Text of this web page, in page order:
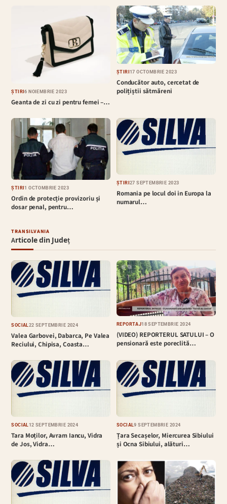
ȘTIRI6 NOIEMBRIE 2023
Geanta de zi cu zi pentru femei –…
ȘTIRI17 OCTOMBRIE 2023
Conducător auto, cercetat de
polițiștii sătmăreni
ȘTIRI1 OCTOMBRIE 2023
Ordin de protecție provizoriu și
dosar penal, pentru…
ȘTIRI27 SEPTEMBRIE 2023
Romania pe locul doi in Europa la
numarul…
TRANSILVANIA
Articole din Județ
SOCIAL22 SEPTEMBRIE 2024
Valea Garbovei, Dabarca, Pe Valea
Reciului, Chipisa, Coasta…
REPORTAJ18 SEPTEMBRIE 2024
(VIDEO) REPORTERUL SATULUI – O
pensionară este poreclită…
SOCIAL 12 SEPTEMBRIE 2024
Tara Moților, Avram Iancu, Vidra
de Jos, Vidra…
SOCIAL9 SEPTEMBRIE 2024
Țara Secașelor, Miercurea Sibiului
și Ocna Sibiului, alături…